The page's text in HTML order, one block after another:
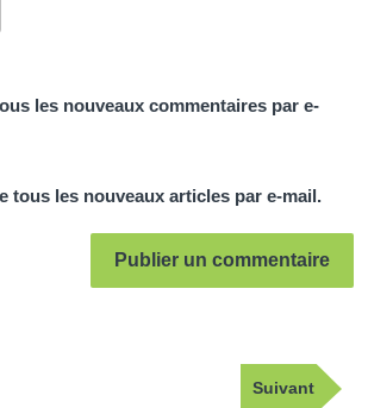
les nouveaux commentaires par e-
tous les nouveaux articles par e-mail.
Article
Suivant